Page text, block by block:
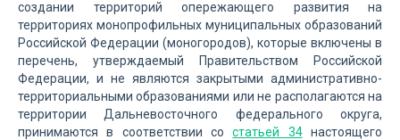
создании территорий опережающего развития на
территориях монопрофильных муниципальных образований
Российской Федерации (моногородов), которые включены в
перечень, утверждаемый Правительством Российской
Федерации, и не являются закрытыми административно-
территориальными образованиями или не располагаются на
территории Дальневосточного федерального округа,
принимаются в соответствии состатьей 34настоящего